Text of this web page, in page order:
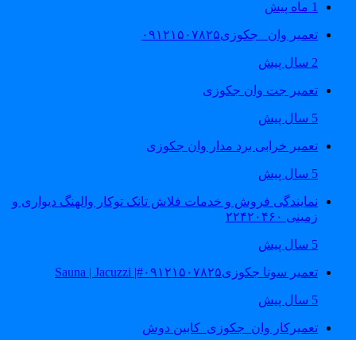
1 ماه پیش
تعمیر وان _جکوزی۰۹۱۲۱۵۰۷۸۲۵
تعمیر جت وان جکوزی
تعمیر خرابی برد مدار وان جکوزی
نمایندگی فروش و خدمات فلاش تانک توکار والهنگ دیواری و
زمینی ۲۲۴۲۰۴۶۰
تعمیر سونا جکوزی۰۹۱۲۱۵۰۷۸۲۵#| Sauna | Jacuzzi
تعمیرکار وان_جکوزی_کابین دوش